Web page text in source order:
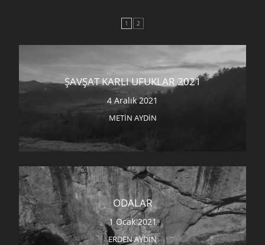
1 2
ŞAVŞAT KARLI UFUKLAR 2021
4 Aralık 2021
METIN AYDIN
ODALAR
1 Ocak 2021
ERDEN AYDIN